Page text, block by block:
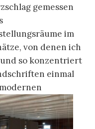
gemessen
im
von denen ich
und so konzentriert
einmal